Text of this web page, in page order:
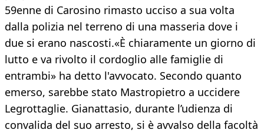
59enne di Carosino rimasto ucciso a sua volta
dalla polizia nel terreno di una masseria dove i
due si erano nascosti.«È chiaramente un giorno di
lutto e va rivolto il cordoglio alle famiglie di
entrambi» ha detto l'avvocato. Secondo quanto
emerso, sarebbe stato Mastropietro a uccidere
Legrottaglie. Gianattasio, durante l’udienza di
convalida del suo arresto, si è avvalso della facoltà